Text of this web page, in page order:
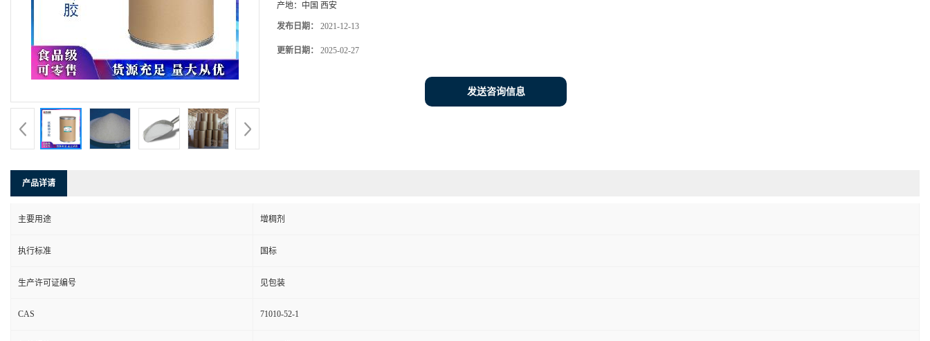
产地： 中国 西安
发布日期： 2021-12-13
更新日期： 2025-02-27
发送咨询信息
产品详请
主要用途 增稠剂
执行标准 国标
生产许可证编号 见包装
CAS 71010-52-1